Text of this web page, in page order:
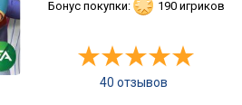
Бонус покупки: 190 игриков
40 отзывов